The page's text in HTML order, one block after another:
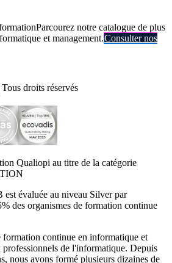
Parcourez notre catalogue de plus
et management.Consulter nos
droits réservés
Qualiopi au titre de la catégorie
évaluée au niveau Silver par
des organismes de formation continue
continue en informatique et
professionnels de l'informatique. Depuis
nous avons formé plusieurs dizaines de